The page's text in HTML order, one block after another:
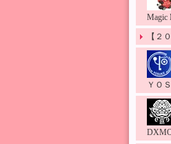
Magic
【２
ＹＯ